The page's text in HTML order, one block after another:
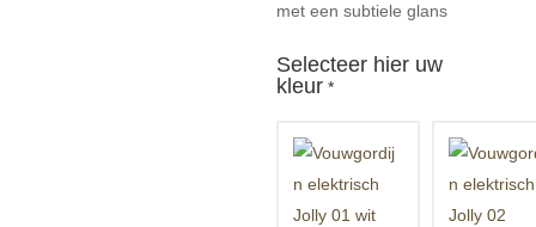
met een subtiele glans
Selecteer hier uw
kleur *